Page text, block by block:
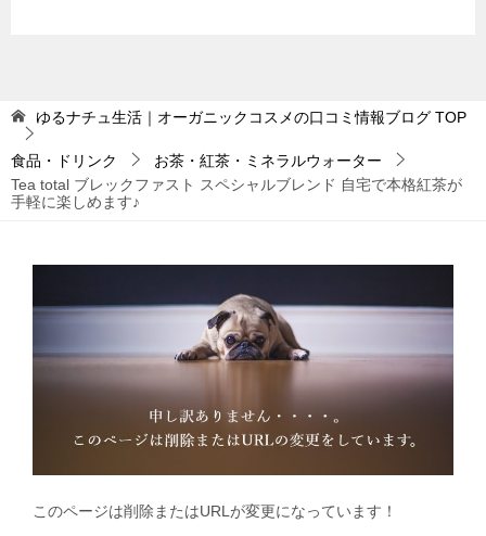
ゆるナチュ生活｜オーガニックコスメの口コミ情報ブログ TOP
食品・ドリンク
お茶・紅茶・ミネラルウォーター
Tea total ブレックファスト スペシャルブレンド 自宅で本格紅茶が
手軽に楽しめます♪
このページは削除またはURLが変更になっています！